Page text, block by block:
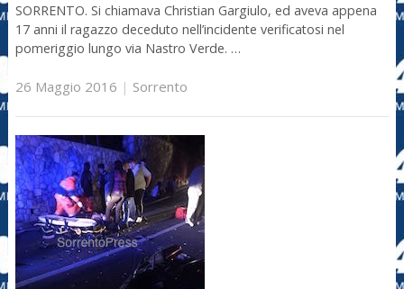
SORRENTO. Si chiamava Christian Gargiulo, ed aveva appena
17 anni il ragazzo deceduto nell’incidente verificatosi nel
pomeriggio lungo via Nastro Verde. …
26 Maggio 2016 | Sorrento